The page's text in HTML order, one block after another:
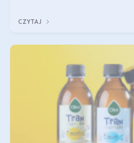
robić?
CZYTAJ